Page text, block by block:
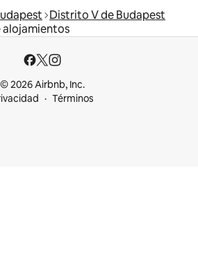
Distrito V de Budapest
alojamientos
© 2026 Airbnb, Inc.
Términos